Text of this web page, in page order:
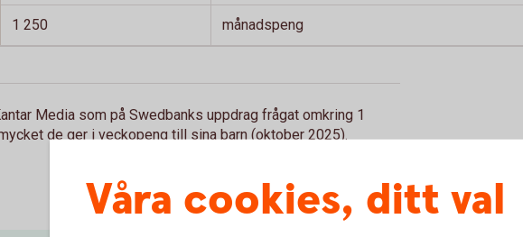
1 250 månadspeng
Media som på Swedbanks uppdrag frågat omkring 1
de ger i veckopeng till sina barn (oktober 2025).
Våra cookies, ditt val